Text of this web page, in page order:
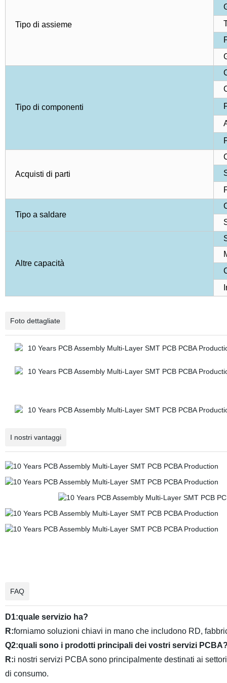
Tipo di assieme
Tipo di componenti
Acquisti di parti
Tipo a saldare
Altre capacità
Foto dettagliate
I nostri vantaggi
FAQ
D1:quale servizio ha?
R:forniamo soluzioni chiavi in mano che includono RD,
Q2:quali sono i prodotti principali dei vostri servizi
R:i nostri servizi PCBA sono principalmente destinati ai
di consumo.